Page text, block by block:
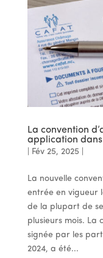
La convention
application
Fév 25, 2025
La nouvelle
entrée en vigueur
de la plupart de
plusieurs mois. La
signée par les
2024, a été...